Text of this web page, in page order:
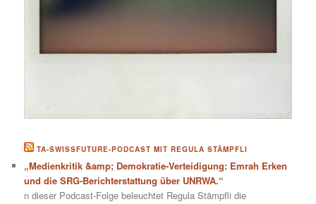
TA-SWISSFUTURE-PODCAST MIT REGULA STÄMPFLI
„Medienkritik &amp; Demokratie-Verteidigung: Emrah Erken
und die SRG-Berichterstattung über UNRWA.“
n dieser Podcast-Folge beleuchtet Regula Stämpfli die